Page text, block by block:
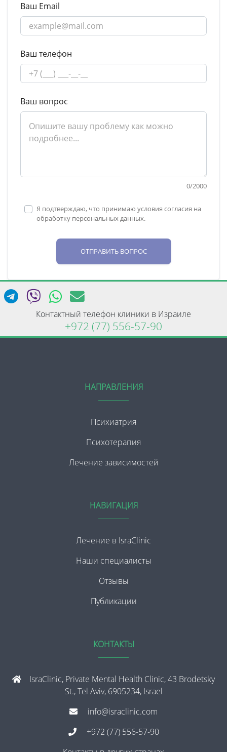
Ваш Email
Ваш телефон
Ваш вопрос
0/2000
Я подтверждаю, что принимаю условия согласия на
обработку персональных данных.
ОТПРАВИТЬ ВОПРОС
Контактный телефон клиники в Израиле
+972 (77) 556-57-90
НАПРАВЛЕНИЯ
Психиатрия
Психотерапия
Лечение зависимостей
НАВИГАЦИЯ
Лечение в IsraClinic
Наши специалисты
Отзывы
Публикации
КОНТАКТЫ
IsraClinic, Private Mental Health Clinic, 43 Brodetsky
St., Tel Aviv, 6905234, Israel
info@israclinic.com
+972 (77) 556-57-90